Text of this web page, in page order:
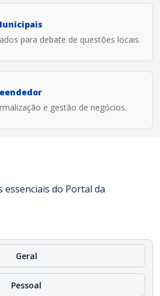
para debate de questões locais.
e gestão de negócios.
essenciais do Portal da
Geral
Pessoal